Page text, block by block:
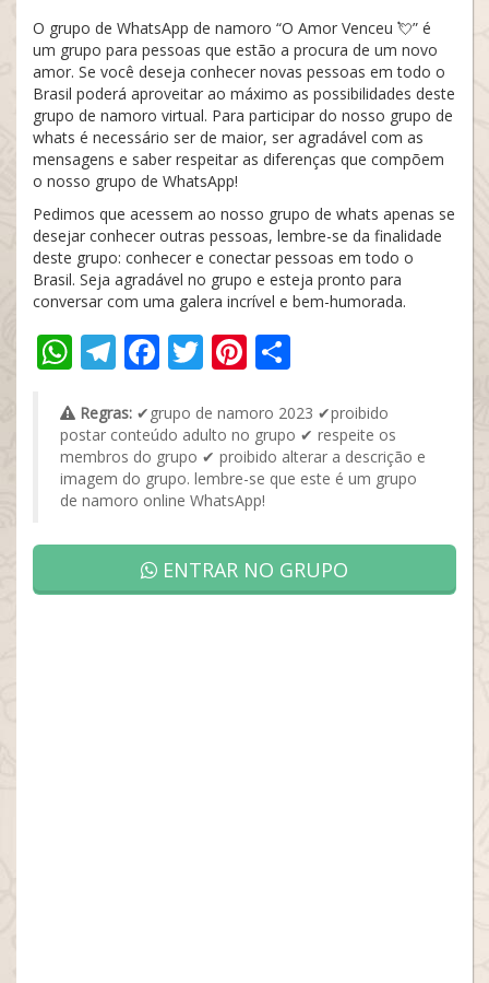
O grupo de WhatsApp de namoro “O Amor Venceu 💘” é
um grupo para pessoas que estão a procura de um novo
amor. Se você deseja conhecer novas pessoas em todo o
Brasil poderá aproveitar ao máximo as possibilidades deste
grupo de namoro virtual. Para participar do nosso grupo de
whats é necessário ser de maior, ser agradável com as
mensagens e saber respeitar as diferenças que compõem
o nosso grupo de WhatsApp!
Pedimos que acessem ao nosso grupo de whats apenas se
desejar conhecer outras pessoas, lembre-se da finalidade
deste grupo: conhecer e conectar pessoas em todo o
Brasil. Seja agradável no grupo e esteja pronto para
conversar com uma galera incrível e bem-humorada.
WhatsApp
Telegram
Facebook
TwitterPinterest
Regras: ✔grupo de namoro 2023 ✔proibido
postar conteúdo adulto no grupo ✔ respeite os
membros do grupo ✔ proibido alterar a descrição e
imagem do grupo. lembre-se que este é um grupo
de namoro online WhatsApp!
ENTRAR NO GRUPO